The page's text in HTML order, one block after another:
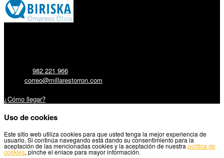
982 221 966
correo@millarestorron.com
¿Cómo llegar?
Uso de cookies
Este sitio web utiliza cookies para que usted tenga la mejor experiencia de
usuario. Si continúa navegando está dando su consentimiento para la
aceptación de las mencionadas cookies y la aceptación de nuestra política de
cookies, pinche el enlace para mayor información.